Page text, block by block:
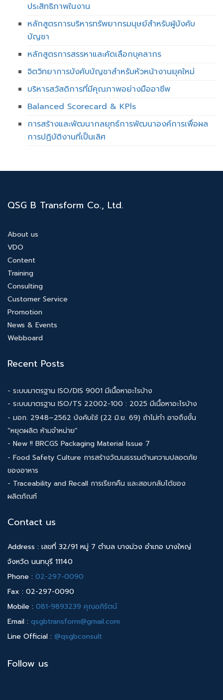
ประสิทธิภาพในงาน
หลักสูตรการบริหารทรัพยากรมนุษย์สำหรับผู้บังคับ
บัญชา
หลักสูตรการสรรหาและคัดเลือกบุคลากร
จิตวิทยาการบังคับบัญชาสำหรับหัวหน้างานยุคใหม่
บริหารสวัสดิการที่มีคุณภาพอย่างมืออาชีพ
Balanced Scorecard & KPls
การสร้างและพัฒนากลยุทธ์การพัฒนาองค์การเพื่อผล
การปฏิบัติงานที่เป็นเลิศ
QSG B Transform Co., Ltd.
About us
VDO
Content
Training
Consulting
Customer Service
Promotion
News & Events
Webboard
Recent Posts
- ระบบมาตรฐาน ISO/DIS 9001 มีเนื้อหาอะไรบ้าง
- ระบบมาตรฐาน ISO/TS 22002-100 : 2025 มีเนื้อหาอะไรบ้าง
- มอก. 2948–2562 บังคับใช้ (22 มิ.ย. 69) ถ้าไม่ทำ อาจถึงขั้น
“หยุดผลิต ห้ามจำหน่าย”
- New !! BRCGS Packaging Material Issue 7
- Food Safety Culture การสร้างวัฒนธรรมด้านความปลอดภัย
ของอาหาร
- Traceability and Recall การเรียกคืน และสอบกลับได้ของ
ผลิตภัณฑ์
Contact us
Address : เลขที่ 32/91 หมู่ 7 ตำบล บางม่วง อำเภอ บางใหญ่
จังหวัด นนทบุรี 11140
Phone : 02-297-0090
Fax : 02-297-0090
Mobile : 081-9893239 คุณอภิรัตน์
Email : qsgbtransform@gmail.com
Line Official : @qsgbconsult
Follow us